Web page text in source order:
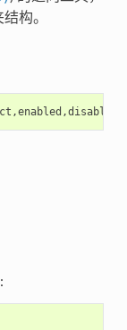
构。
,enabled ,disabled